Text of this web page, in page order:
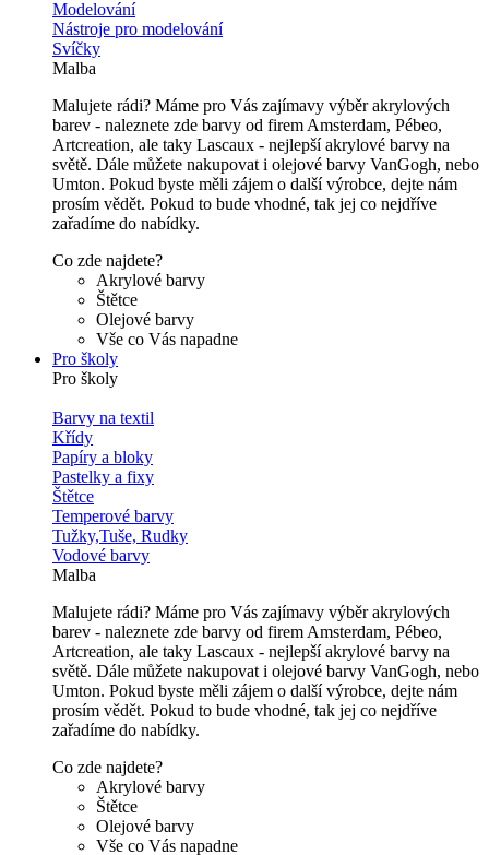
Modelování
Nástroje pro modelování
Svíčky
Malba
Malujete rádi? Máme pro Vás zajímavy výběr akrylových
barev - naleznete zde barvy od firem Amsterdam, Pébeo,
Artcreation, ale taky Lascaux - nejlepší akrylové barvy na
světě. Dále můžete nakupovat i olejové barvy VanGogh, nebo
Umton. Pokud byste měli zájem o další výrobce, dejte nám
prosím vědět. Pokud to bude vhodné, tak jej co nejdříve
zařadíme do nabídky.
Co zde najdete?
Akrylové barvy
Štětce
Olejové barvy
Vše co Vás napadne
Pro školy
Pro školy
Barvy na textil
Křídy
Papíry a bloky
Pastelky a fixy
Štětce
Temperové barvy
Tužky,Tuše, Rudky
Vodové barvy
Malba
Malujete rádi? Máme pro Vás zajímavy výběr akrylových
barev - naleznete zde barvy od firem Amsterdam, Pébeo,
Artcreation, ale taky Lascaux - nejlepší akrylové barvy na
světě. Dále můžete nakupovat i olejové barvy VanGogh, nebo
Umton. Pokud byste měli zájem o další výrobce, dejte nám
prosím vědět. Pokud to bude vhodné, tak jej co nejdříve
zařadíme do nabídky.
Co zde najdete?
Akrylové barvy
Štětce
Olejové barvy
Vše co Vás napadne